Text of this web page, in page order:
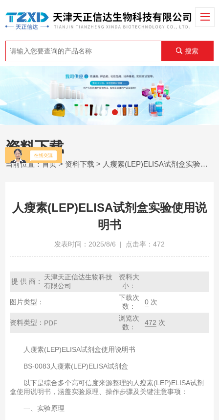
搜索
资料下载
当前位置：首页> 资料下载 > 人瘦素(LEP)ELISA试剂盒实验使用说明书
人瘦素(LEP)ELISA试剂盒实验使用说
明书
发表时间：2025/8/6 | 点击率：472
提 供 商：
天津天正信达生物科技
有限公司
资料大
小：
图片类型：
下载次
数：
0次
资料类型： PDF
浏览次
数：
472 次
人瘦素(LEP)ELISA试剂盒使用说明书
BS-0083人瘦素(LEP)ELISA试剂盒
以下是综合多个高可信度来源整理的人瘦素(LEP)ELISA试剂
盒使用说明书，涵盖实验原理、操作步骤及关键注意事项：
一、实验原理‌